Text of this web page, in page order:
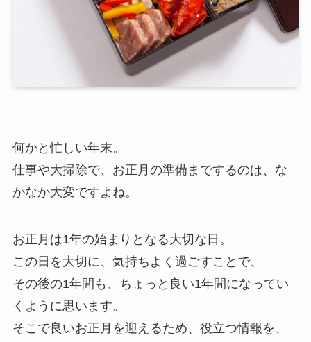
何かと忙しい年末。
仕事や大掃除で、お正月の準備までするのは、な
かなか大変ですよね。
お正月は1年の始まりとなる大切な日。
この日を大切に、気持ちよく過ごすことで、
その後の1年間も、ちょっと良い1年間になってい
くように思います。
そこで良いお正月を迎えるため、役立つ情報を、